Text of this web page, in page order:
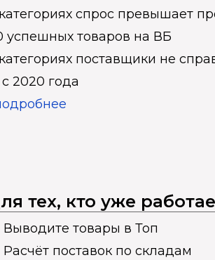
спрос превышает
успешных товаров на ВБ
поставщики не
2020 года
тех, кто уже
Выводите товары в Топ
Расчёт поставок по складам